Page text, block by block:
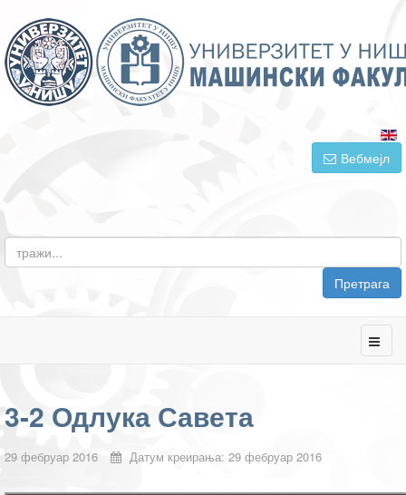
Вебмејл
Претрага
3-2 Одлука Савета
29 фебруар 2016 Датум креирања: 29 фебруар 2016